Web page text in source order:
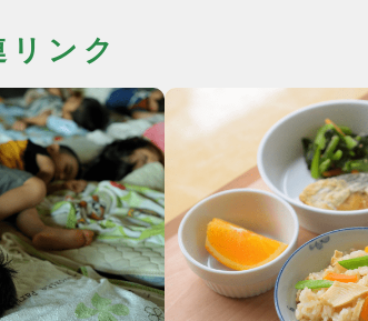
リンク